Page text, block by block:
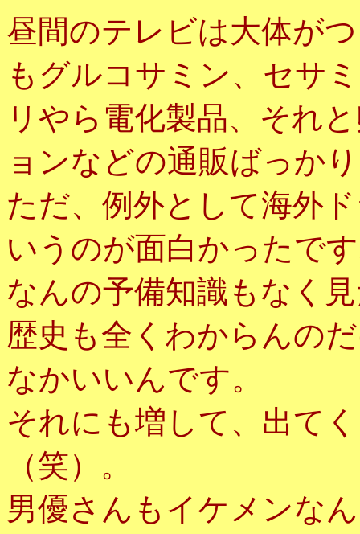
昼間のテレビは大体が
もグルコサミン、セサ
リやら電化製品、それ
ョンなどの通販ばっか
ただ、例外として海外
いうのが面白かったで
なんの予備知識もなく
歴史も全くわからんの
なかいいんです。
それにも増して、出て
（笑）。
男優さんもイケメンな